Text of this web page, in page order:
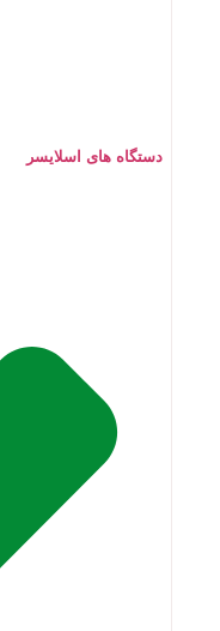
دستگاه های اسلایسر